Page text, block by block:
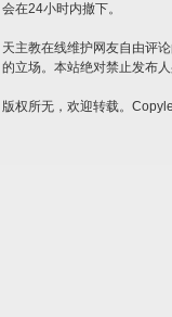
会在24小时内撤下。
天主教在线维护网友自由评
的立场。本站绝对禁止发布
版权所无，欢迎转载。